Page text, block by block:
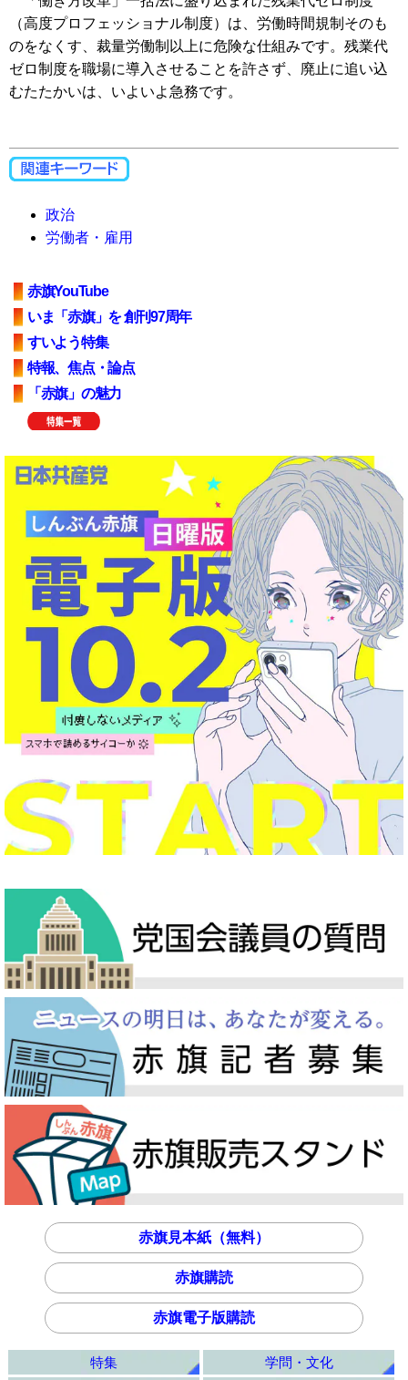
（高度プロフェッショナル制度）は、労働時間規制そのも
のをなくす、裁量労働制以上に危険な仕組みです。残業代
ゼロ制度を職場に導入させることを許さず、廃止に追い込
むたたかいは、いよいよ急務です。
政治
労働者・雇用
赤旗YouTube
いま「赤旗」を 創刊97周年
すいよう特集
特報、焦点・論点
「赤旗」の魅力
赤旗見本紙（無料）
赤旗購読
赤旗電子版購読
特集
学問・文化